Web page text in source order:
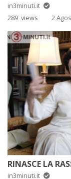
in3minuti.it
289 views
2
in3minuti.it